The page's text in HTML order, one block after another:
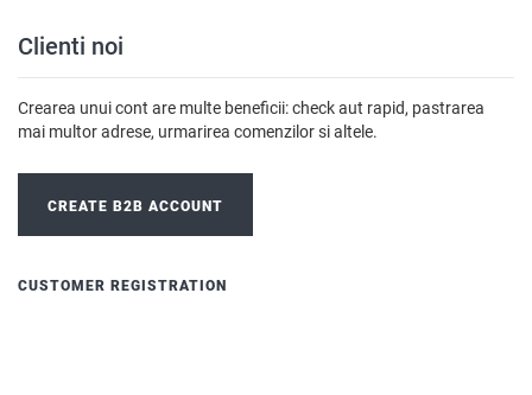
Clienti noi
Crearea unui cont are multe beneficii: check aut rapid, pastrarea
mai multor adrese, urmarirea comenzilor si altele.
CREATE B2B ACCOUNT
CUSTOMER REGISTRATION